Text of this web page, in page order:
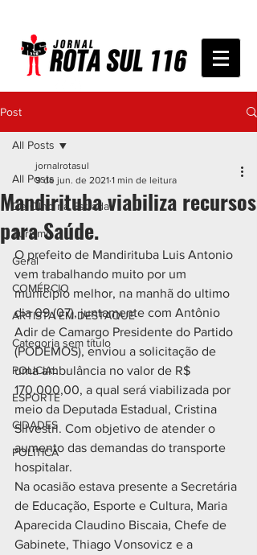
Post
All Posts
De Olho na Estrada
Turismo
Geral
COMÉRCIO
ARTISTA EM DESTAQUE
Categoria sem título
POLICIAL
ESPORTE
CIDADES
POLÍTICA
All Posts
Mandirituba viabiliza recursos
para Saúde.
jornalrotasul
9 de jun. de 2021 1 min de leitura
O prefeito de Mandirituba Luis Antonio
vem trabalhando muito por um
município melhor, na manhã do ultimo
dia 09 (07), juntamente com Antônio
Adir de Camargo Presidente do Partido
(PODEMOS), enviou a solicitação de
uma ambulância no valor de R$
170.000,00, a qual será viabilizada por
meio da Deputada Estadual, Cristina
Silvestri. Com objetivo de atender o
aumento das demandas do transporte
hospitalar.
Na ocasião estava presente a Secretária
de Educação, Esporte e Cultura, Maria
Aparecida Claudino Biscaia, Chefe de
Gabinete, Thiago Vonsovicz e a